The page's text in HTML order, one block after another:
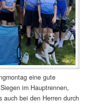
eine gute
im Hauptrennen,
auch bei den Herren durch